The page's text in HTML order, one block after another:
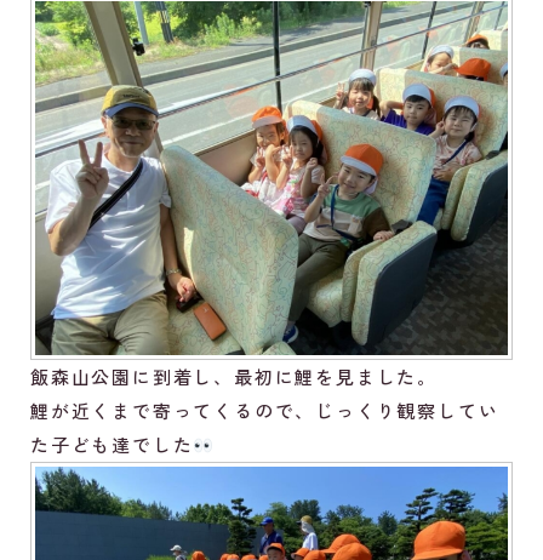
飯森山公園に到着し、最初に鯉を見ました。
鯉が近くまで寄ってくるので、じっくり観察してい
た子ども達でした